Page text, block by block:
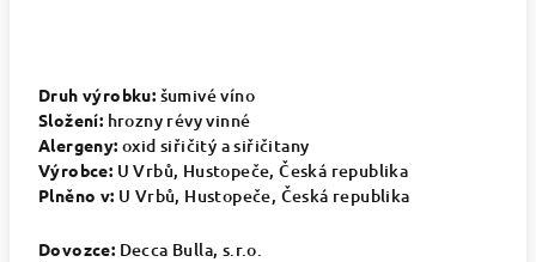
Druh výrobku: šumivé víno
Složení: hrozny révy vinné
Alergeny: oxid siřičitý a siřičitany
Výrobce: U Vrbů, Hustopeče, Česká republika
Plněno v: U Vrbů, Hustopeče, Česká republika
Dovozce: Decca Bulla, s.r.o.